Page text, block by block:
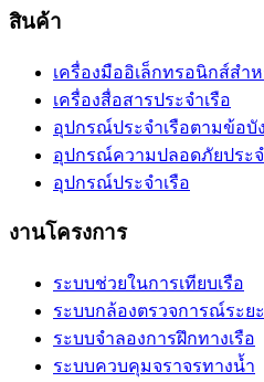
สินค้า
เครื่องมืออิเล็กทรอนิกส์สำห
เครื่องสื่อสารประจำเรือ
อุปกรณ์ประจำเรือตามข้อบั
อุปกรณ์ความปลอดภัยประจ
อุปกรณ์ประจำเรือ
งานโครงการ
ระบบช่วยในการเทียบเรือ
ระบบกล้องตรวจการณ์ระย
ระบบจำลองการฝึกทางเรือ
ระบบควบคุมจราจรทางน้ำ